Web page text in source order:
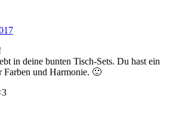
in deine bunten Tisch-Sets. Du hast ein
Farben und Harmonie. 🙂